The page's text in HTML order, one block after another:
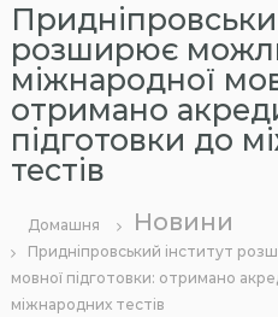
о
м
т
розширює
міжнародної
отримано
підготовки до
тестів
Домашня Новини
Придніпровський інститут
мовної підготовки: отримано
міжнародних тестів